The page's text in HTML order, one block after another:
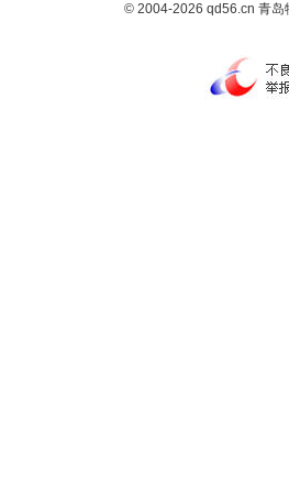
疗、淡水、给养、遣
有一个栈桥码头，可
很大，丰水期高潮时
© 2004-2026 qd56.cn 青